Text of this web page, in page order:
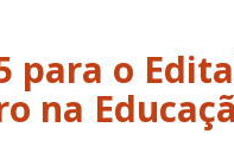
para o
na